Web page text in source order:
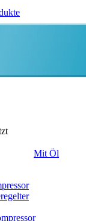
Mit Öl